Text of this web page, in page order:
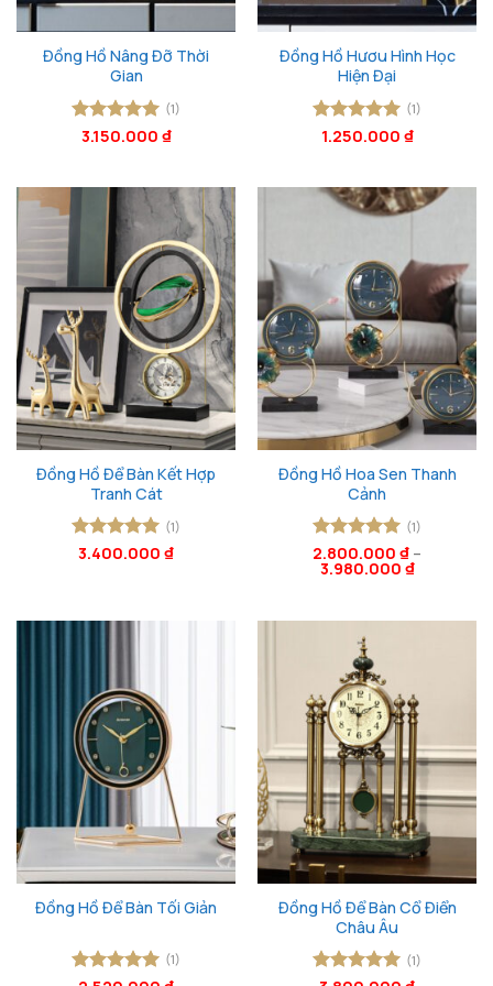
Đồng Hồ Nâng Đỡ Thời
Gian
Được xếp
(1)
3.150.000 ₫
Đồng Hồ Hươu Hình Học
Hiện Đại
Được xếp
(1)
1.250.000 ₫
Đồng Hồ Để Bàn Kết Hợp
Tranh Cát
Được xếp
(1)
3.400.000 ₫
Đồng Hồ Hoa Sen Thanh
Cảnh
Được xếp
hạng55
(1)
2.800.000 ₫ –
3.980.000 ₫
Đồng Hồ Để Bàn Tối Giản
(1)
Đồng Hồ Để Bàn Cổ Điển
Châu Âu
(1)